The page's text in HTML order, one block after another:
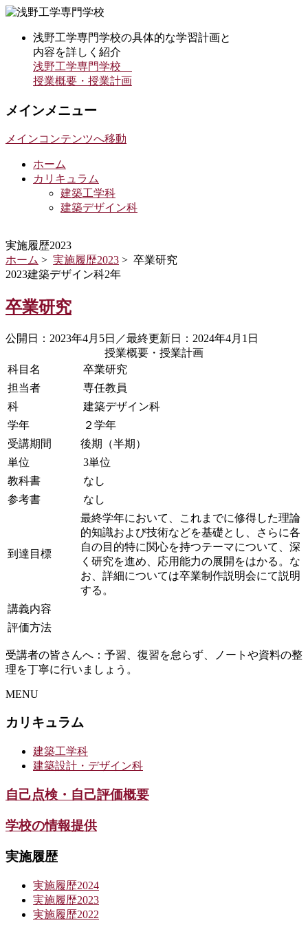
浅野工学専門学校の具体的な学習計画と
内容を詳しく紹介
浅野工学専門学校
授業概要・授業計画
メインメニュー
メインコンテンツへ移動
ホーム
カリキュラム
建築工学科
建築デザイン科
実施履歴2023
ホーム > 実施履歴2023 > 卒業研究
2023建築デザイン科2年
卒業研究
公開日：2023年4月5日／最終更新日：2024年4月1日
授業概要・授業計画
科目名
卒業研究
担当者
専任教員
科
建築デザイン科
学年
２学年
受講期間
後期（半期）
単位
3単位
教科書
なし
参考書
なし
到達目標
最終学年において、これまでに修得した理論
的知識および技術などを基礎とし、さらに各
自の目的特に関心を持つテーマについて、深
く研究を進め、応用能力の展開をはかる。な
お、詳細については卒業制作説明会にて説明
する。
講義内容
評価方法
受講者の皆さんへ：予習、復習を怠らず、ノートや資料の整
理を丁寧に行いましょう。
MENU
カリキュラム
建築工学科
建築設計・デザイン科
自己点検・自己評価概要
学校の情報提供
実施履歴
実施履歴2024
実施履歴2023
実施履歴2022